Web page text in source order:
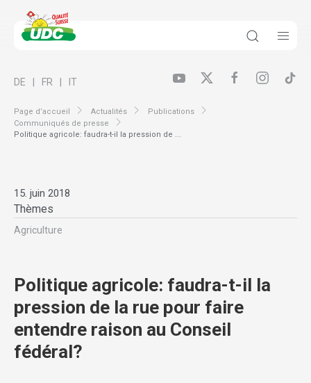
Page d’accueil Actualités
Publications
Communiqués de presse
Politique agricole: faudra-t-il la pression de ...
DE FR IT
15. juin 2018
Thèmes
Agriculture
Politique agricole: faudra-t-il la
pression de la rue pour faire
entendre raison au Conseil
fédéral?